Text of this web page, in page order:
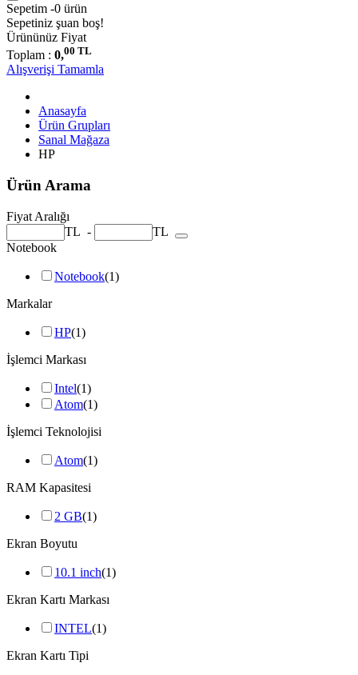
Sepetim -0 ürün
Sepetiniz şuan boş!
Ürününüz Fiyat
Toplam : 0,00 TL
Alışverişi Tamamla
Anasayfa
Ürün Grupları
Sanal Mağaza
HP
Ürün Arama
Fiyat Aralığı
TL -
TL
Notebook
Notebook(1)
Markalar
HP(1)
İşlemci Markası
Intel(1)
Atom(1)
İşlemci Teknolojisi
Atom(1)
RAM Kapasitesi
2 GB(1)
Ekran Boyutu
10.1 inch(1)
Ekran Kartı Markası
INTEL(1)
Ekran Kartı Tipi